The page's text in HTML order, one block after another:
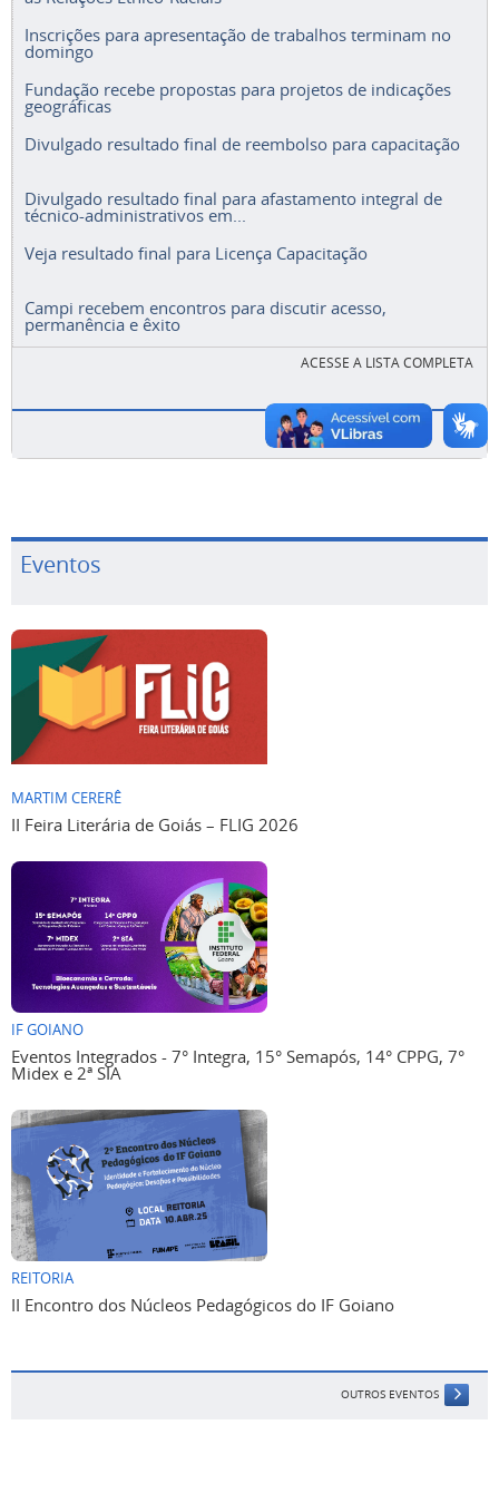
Inscrições para apresentação de trabalhos terminam no
domingo
Fundação recebe propostas para projetos de indicações
geográficas
Divulgado resultado final de reembolso para capacitação
Divulgado resultado final para afastamento integral de
técnico-administrativos em...
Veja resultado final para Licença Capacitação
Campi recebem encontros para discutir acesso,
permanência e êxito
ACESSE A LISTA COMPLETA
Eventos
MARTIM CERERÊ
II Feira Literária de Goiás – FLIG 2026
IF GOIANO
Eventos Integrados - 7° Integra, 15° Semapós, 14° CPPG, 7°
Midex e 2ª SIA
REITORIA
II Encontro dos Núcleos Pedagógicos do IF Goiano
OUTROS EVENTOS